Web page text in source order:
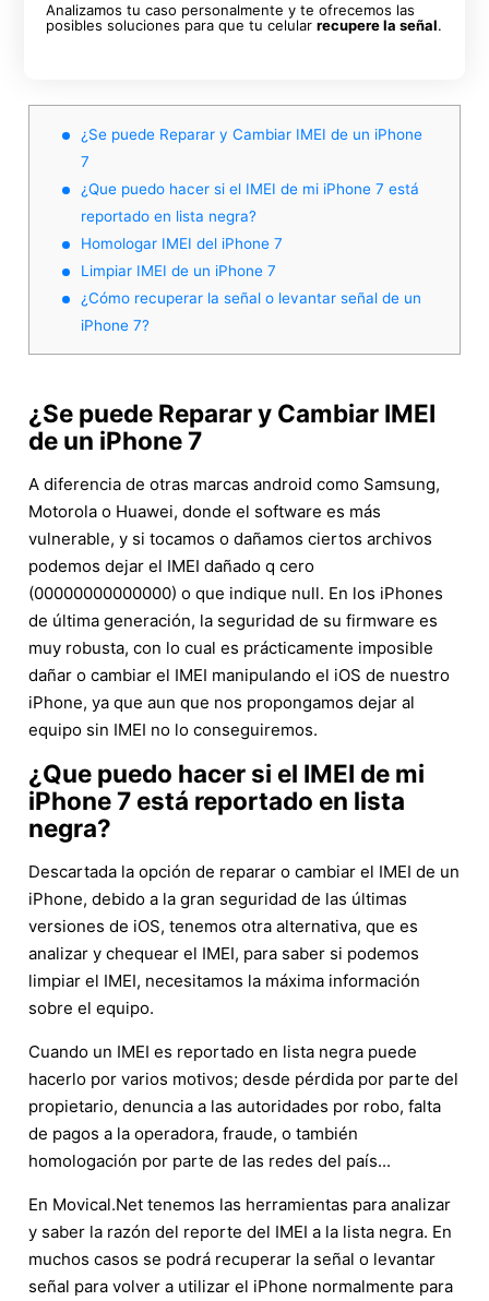
Analizamos tu caso personalmente y te ofrecemos las
posibles soluciones para que tu celularrecupere la señal.
¿Se puede Reparar y Cambiar IMEI de un iPhone
7
¿Que puedo hacer si el IMEI de mi iPhone 7 está
reportado en lista negra?
Homologar IMEI del iPhone 7
Limpiar IMEI de un iPhone 7
¿Cómo recuperar la señal o levantar señal de un
iPhone 7?
¿Se puede Reparar y Cambiar IMEI
de un iPhone 7
A diferencia de otras marcas android como Samsung,
Motorola o Huawei, donde el software es más
vulnerable, y si tocamos o dañamos ciertos archivos
podemos dejar el IMEI dañado q cero
(00000000000000) o que indique null. En los iPhones
de última generación, la seguridad de su firmware es
muy robusta, con lo cual es prácticamente imposible
dañar o cambiar el IMEI manipulando el iOS de nuestro
iPhone, ya que aun que nos propongamos dejar al
equipo sin IMEI no lo conseguiremos.
¿Que puedo hacer si el IMEI de mi
iPhone 7 está reportado en lista
negra?
Descartada la opción de reparar o cambiar el IMEI de un
iPhone, debido a la gran seguridad de las últimas
versiones de iOS, tenemos otra alternativa, que es
analizar y chequear el IMEI, para saber si podemos
limpiar el IMEI, necesitamos la máxima información
sobre el equipo.
Cuando un IMEI es reportado en lista negra puede
hacerlo por varios motivos; desde pérdida por parte del
propietario, denuncia a las autoridades por robo, falta
de pagos a la operadora, fraude, o también
homologación por parte de las redes del país...
En Movical.Net tenemos las herramientas para analizar
y saber la razón del reporte del IMEI a la lista negra. En
muchos casos se podrá recuperar la señal o levantar
señal para volver a utilizar el iPhone normalmente para